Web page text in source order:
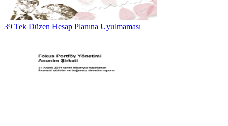
39 Tek Düzen Hesap Planına Uyulmaması